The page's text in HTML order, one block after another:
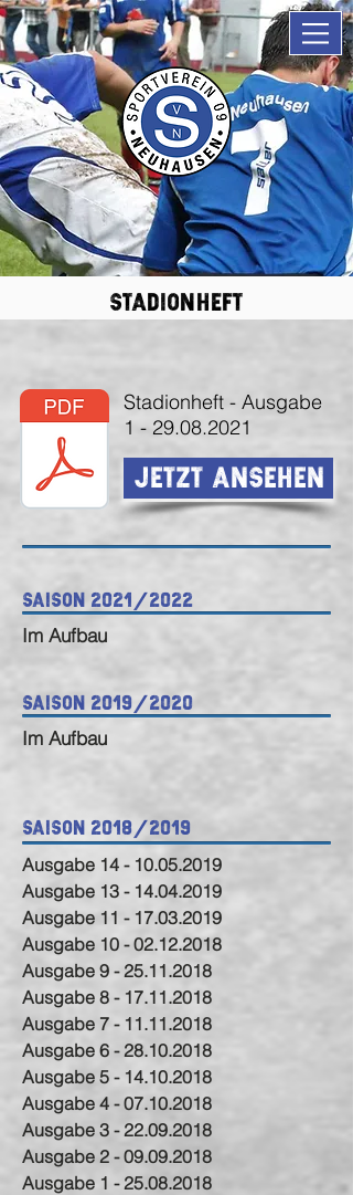
Stadionheft
Stadionheft - Ausgabe
1 - 29.08.2021
jetzt ansehen
Saison 2021/2022
Im Aufbau
Saison 2019/2020
Im Aufbau
Saison 2018/2019
Ausgabe 14 - 10.05.2019
Ausgabe 13 - 14.04.2019
Ausgabe 11 - 17.03.2019
Ausgabe 10 - 02.12.2018
Ausgabe 9 - 25.11.2018
Ausgabe 8 - 17.11.2018
Ausgabe 7 - 11.11.2018
Ausgabe 6 - 28.10.2018
Ausgabe 5 - 14.10.2018
Ausgabe 4 - 07.10.2018
Ausgabe 3 - 22.09.2018
Ausgabe 2 - 09.09.2018
Ausgabe 1 - 25.08.2018